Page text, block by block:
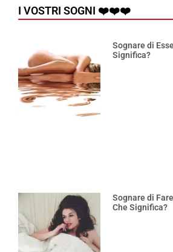
I VOSTRI SOGNI ❤️❤️❤️
Sognare di
Significa?
Sognare di
Che Significa?